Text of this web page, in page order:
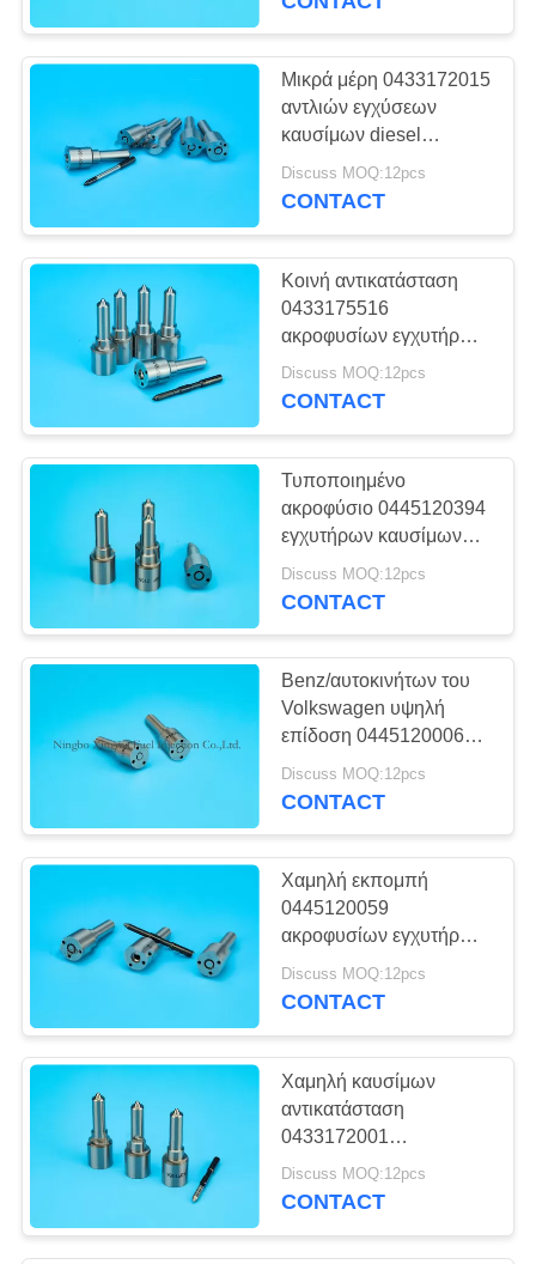
Μικρά μέρη 0433172015
αντλιών εγχύσεων
καυσίμων diesel
ακροφυσίων εγχυτήρων
ραγών καυσίμων κοινά
Discuss MOQ:12pcs
CONTACT
Κοινή αντικατάσταση
0433175516
ακροφυσίων εγχυτήρων
της Cummins ραγών
τυποποιημένο μέγεθος
Discuss MOQ:12pcs
CONTACT
Τυποποιημένο
ακροφύσιο 0445120394
εγχυτήρων καυσίμων
οχημάτων υλικό χάλυβα
υψηλής ταχύτητας
Discuss MOQ:12pcs
CONTACT
Benz/αυτοκινήτων του
Volkswagen υψηλή
επίδοση 0445120006
ακροφυσίων καυσίμων
μηχανών
Discuss MOQ:12pcs
CONTACT
Χαμηλή εκπομπή
0445120059
ακροφυσίων εγχυτήρων
καυσίμων της
KOMATSU υψηλής
Discuss MOQ:12pcs
CONTACT
Χαμηλή καυσίμων
αντικατάσταση
0433172001
ακροφυσίων εγχυτήρων
κατανάλωσης
Discuss MOQ:12pcs
CONTACT